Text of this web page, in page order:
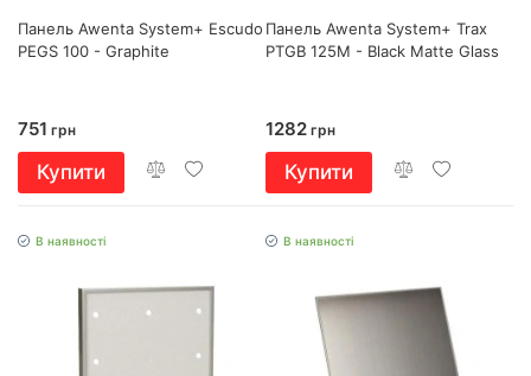
Панель Awenta System+ Escudo
PEGS 100 - Graphite
751 грн
Купити
Панель Awenta System+ Trax
PTGB 125M - Black Matte Glass
1282 грн
Купити
В наявності В наявності